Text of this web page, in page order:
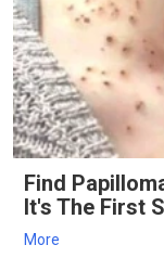
Find
It's The First
More